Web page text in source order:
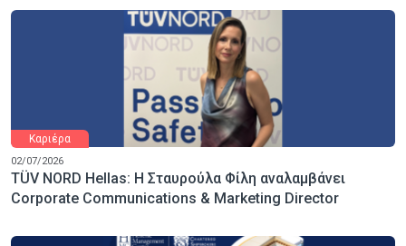
Καριέρα
02/07/2026
TÜV NORD Hellas: Η Σταυρούλα Φίλη αναλαμβάνει
Corporate Communications & Marketing Director